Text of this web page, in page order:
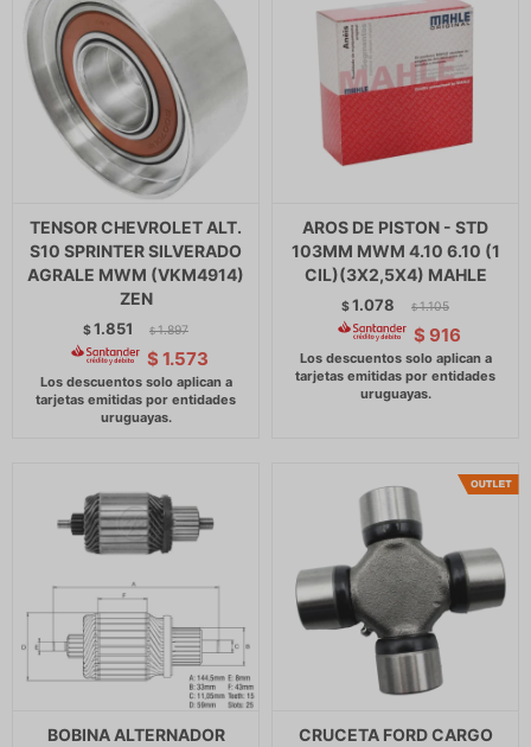
TENSOR CHEVROLET ALT.
S10 SPRINTER SILVERADO
AGRALE MWM (VKM4914)
ZEN
$1.851 $ 1.897
$ 1.573
AROS DE PISTON - STD
103MM MWM 4.10 6.10 (1
CIL)(3X2,5X4) MAHLE
$1.078 $ 1.105
$ 916
BOBINA ALTERNADOR
CRUCETA FORD CARGO